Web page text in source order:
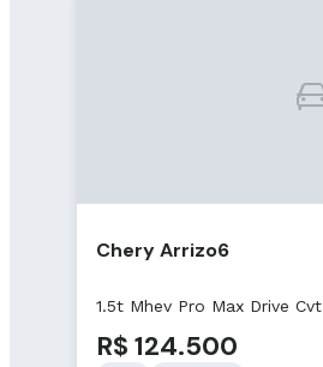
Chery Arrizo6
1.5t Mhev Pro Max Drive Cvt
R$ 124.500